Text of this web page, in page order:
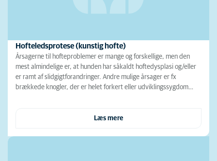
Hofteledsprotese (kunstig hofte)
Årsagerne til hofteproblemer er mange og forskellige, men den
mest almindelige er, at hunden har såkaldt hoftedysplasi og/eller
er ramt af slidgigtforandringer. Andre mulige årsager er fx
brækkede knogler, der er helet forkert eller udviklingssygdom…
Læs mere